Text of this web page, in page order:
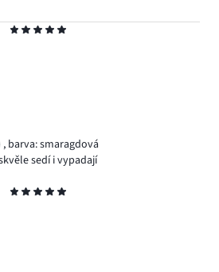
, barva: smaragdová
sedí i vypadají